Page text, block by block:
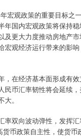
观政策的重要目标之
年国内宏观政策将保持
及更大力度推动房地产
宏观经济运行带来的影
在经济基本面形成有效
民币汇率韧性将会延续
。
双向波动弹性，发挥汇
货币政策自主性，使货